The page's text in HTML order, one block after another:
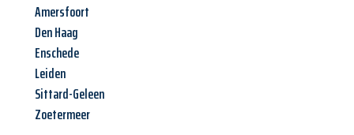
Amersfoort
Den Haag
Enschede
Leiden
Sittard-Geleen
Zoetermeer